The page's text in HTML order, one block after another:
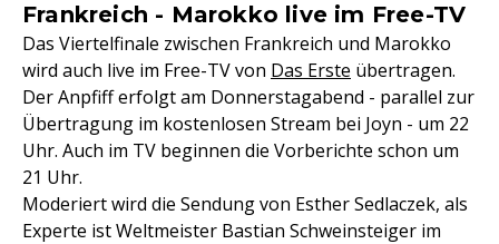
Frankreich - Marokko live im Free-TV
Das Viertelfinale zwischen Frankreich und Marokko
wird auch live im Free-TV von Das Erste übertragen.
Der Anpfiff erfolgt am Donnerstagabend - parallel zur
Übertragung im kostenlosen Stream bei Joyn - um 22
Uhr. Auch im TV beginnen die Vorberichte schon um
21 Uhr.
Moderiert wird die Sendung von Esther Sedlaczek, als
Experte ist Weltmeister Bastian Schweinsteiger im